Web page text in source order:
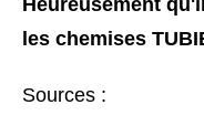
Heureusement
les chemises
Sources :